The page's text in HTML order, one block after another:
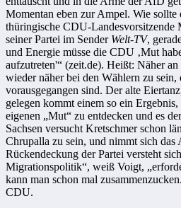
Momentan eben zur Ampel. Wie sollte
thüringische CDU-Landesvorsitzende
seiner Partei im Sender Welt-TV,
und Energie müsse die CDU ‚Mut
aufzutreten'“ (zeit.de). Heißt: Näher
wieder näher bei den Wählern zu sein,
vorausgegangen sind. Der alte
gelegen kommt einem so ein
eigenen „Mut“ zu entdecken und es
Sachsen versucht Kretschmer schon
Chrupalla zu sein, und nimmt sich
Rückendeckung der Partei versteht
Migrationspolitik“, weiß Voigt,
kann man schon mal
CDU.